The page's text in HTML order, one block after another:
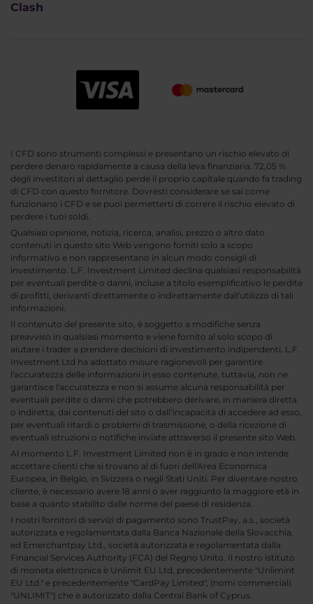
Clash
I CFD sono strumenti complessi e presentano un rischio elevato di
perdere denaro rapidamente a causa della leva finanziaria. 72,05 %
degli investitori al dettaglio perde il proprio capitale quando fa trading
di CFD con questo fornitore. Dovresti considerare se sai come
funzionano i CFD e se puoi permetterti di correre il rischio elevato di
perdere i tuoi soldi.
Qualsiasi opinione, notizia, ricerca, analisi, prezzo o altro dato
contenuti in questo sito Web vengono forniti solo a scopo
informativo e non rappresentano in alcun modo consigli di
investimento. L.F. Investment Limited declina qualsiasi responsabilità
per eventuali perdite o danni, incluse a titolo esemplificativo le perdite
di profitti, derivanti direttamente o indirettamente dall'utilizzo di tali
informazioni.
Il contenuto del presente sito, è soggetto a modifiche senza
preavviso in qualsiasi momento e viene fornito al solo scopo di
aiutare i trader a prendere decisioni di investimento indipendenti. L.F.
Investment Ltd ha adottato misure ragionevoli per garantire
l'accuratezza delle informazioni in esso contenute, tuttavia, non ne
garantisce l'accuratezza e non si assume alcuna responsabilità per
eventuali perdite o danni che potrebbero derivare, in maniera diretta
o indiretta, dai contenuti del sito o dall’incapacità di accedere ad esso,
per eventuali ritardi o problemi di trasmissione, o della ricezione di
eventuali istruzioni o notifiche inviate attraverso il presente sito Web.
Al momento L.F. Investment Limited non è in grado e non intende
accettare clienti che si trovano al di fuori dell'Area Economica
Europea, in Belgio, in Svizzera o negli Stati Uniti. Per diventare nostro
cliente, è necessario avere 18 anni o aver raggiunto la maggiore età in
base a quanto stabilito dalle norme del paese di residenza.
I nostri fornitori di servizi di pagamento sono TrustPay, a.s., società
autorizzata e regolamentata dalla Banca Nazionale della Slovacchia,
ed Emerchantpay Ltd., società autorizzata e regolamentata dalla
Financial Services Authority (FCA) del Regno Unito. Il nostro istituto
di moneta elettronica è Unlimit EU Ltd, precedentemente "Unlimint
EU Ltd." e precedentemente "CardPay Limited", (nomi commerciali:
"UNLIMIT") che è autorizzato dalla Central Bank of Cyprus.